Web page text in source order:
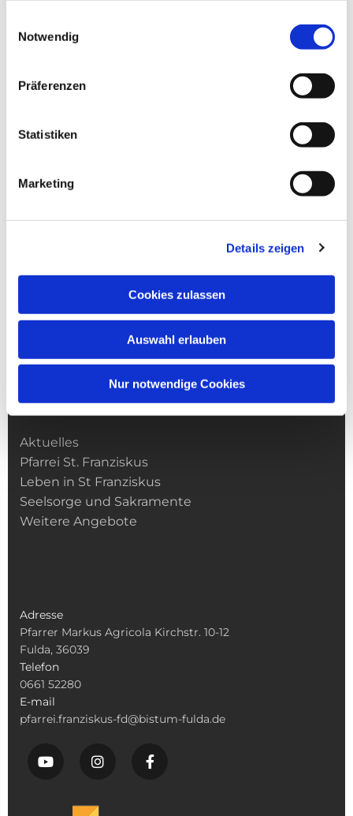
Notwendig
Präferenzen
Statistiken
Marketing
Details zeigen
Cookies zulassen
Auswahl erlauben
Nur notwendige Cookies
Kirchengemeinde­­ St. Franziskus
Aktuelles
Pfarrei St. Franziskus
Leben in St Franziskus
Seelsorge und Sakramente
Weitere Angebote
Adresse
Pfarrer Markus Agricola Kirchstr. 10-12
Fulda, 36039
Telefon
0661 52280
E-mail
pfarrei.franziskus-fd@bistum-fulda.de